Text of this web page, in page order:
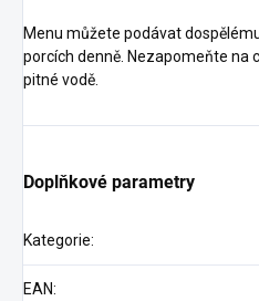
Menu můžete podávat
porcích denně. Nezapomeňte na
pitné vodě.
Doplňkové parametry
Kategorie:
EAN: